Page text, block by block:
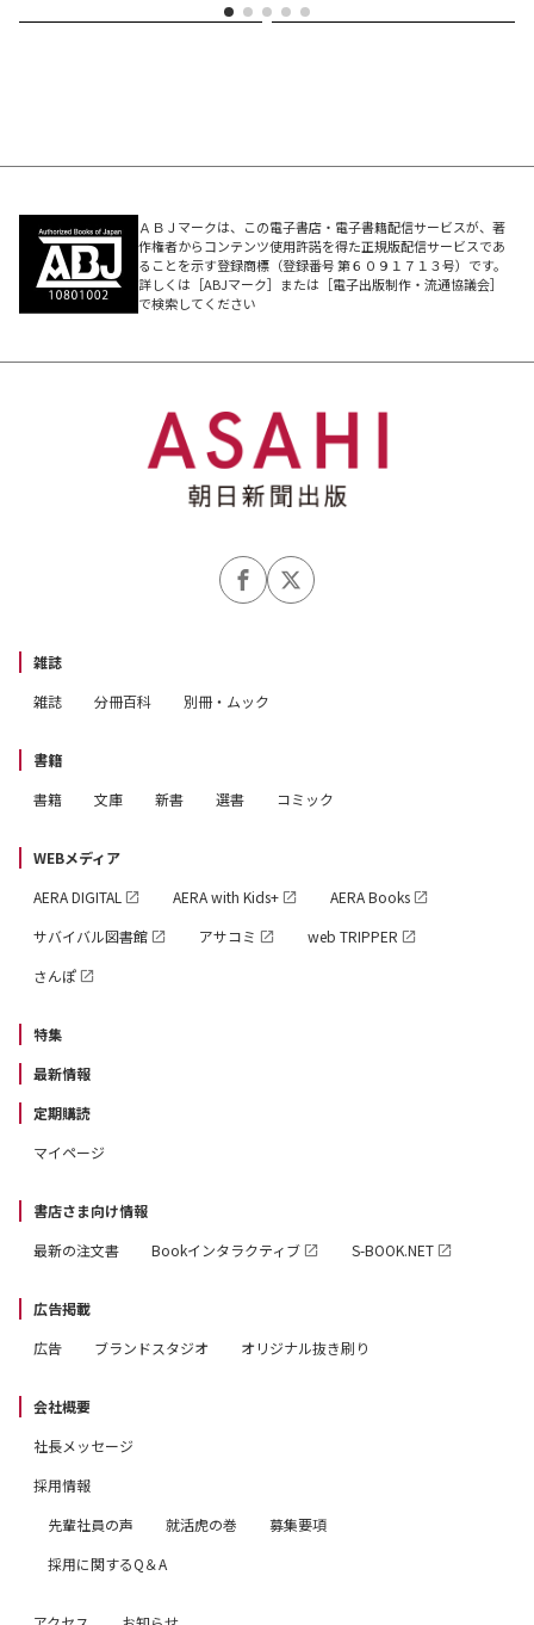
ＡＢＪマークは、この電子書店・電子書籍配信サービスが、著
作権者からコンテンツ使用許諾を得た正規版配信サービスであ
ることを示す登録商標（登録番号 第６０９１７１３号）です。
詳しくは［ABJマーク］または［電子出版制作・流通協議会］
で検索してください
雑誌
雑誌
分冊百科 別冊・ムック
書籍
書籍
文庫 新書 選書 コミック
WEBメディア
AERA DIGITAL
AERA with Kids+
AERA Books
サバイバル図書館
アサコミ
web TRIPPER
さんぽ
特集
最新情報
定期購読
マイページ
書店さま向け情報
最新の注文書
Bookインタラクティブ S-BOOK.NET
広告掲載
広告
ブランドスタジオ オリジナル抜き刷り
会社概要
社長メッセージ
採用情報
先輩社員の声
就活虎の巻
募集要項
採用に関するQ＆A